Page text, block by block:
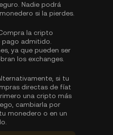
Nadie podrá
si la pierdes.
la cripto
admitido.
ya que pueden ser
los exchanges.
si tu
directas de fíat
una cripto más
cambiarla por
monedero o en un